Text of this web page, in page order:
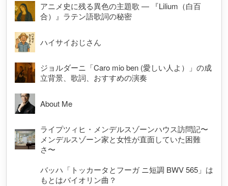
アニメ史に残る異色の主題歌 — 『Lilium（白百
合）』ラテン語歌詞の秘密
ハイサイおじさん
ジョルダーニ「Caro mio ben (愛しい人よ）」の成
立背景、歌詞、おすすめの演奏
About Me
ライプツィヒ・メンデルスゾーンハウス訪問記〜
メンデルスゾーン家と女性が直面していた困難
さ〜
バッハ「トッカータとフーガ ニ短調 BWV 565」は
もとはバイオリン曲？